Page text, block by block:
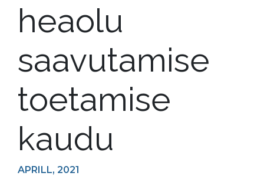
heaolu
saavutamise
toetamise
kaudu
APRILL, 2021